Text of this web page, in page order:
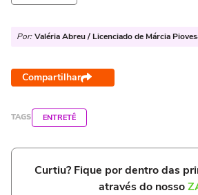
Por: Valéria Abreu / Licenciado de Márcia
Compartilhar
TAGS ENTRETÊ
Curtiu? Fique por dentro das
através do nosso